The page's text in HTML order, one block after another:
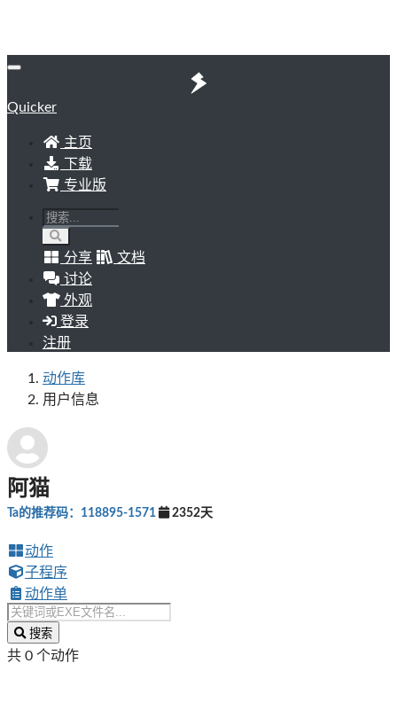
Quicker
主页
下载
专业版
分享
文档
讨论
外观
登录
注册
动作库
用户信息
阿猫
Ta的推荐码：118895-1571 2352天
动作
子程序
动作单
搜索
共 0 个动作